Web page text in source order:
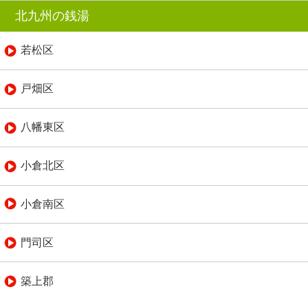
北九州の銭湯
若松区
戸畑区
八幡東区
小倉北区
小倉南区
門司区
築上郡